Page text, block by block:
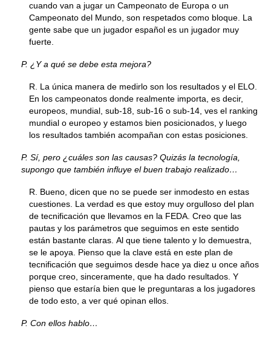
cuando van a jugar un Campeonato de Europa o un
Campeonato del Mundo, son respetados como bloque. La
gente sabe que un jugador español es un jugador muy
fuerte.
P. ¿Y a qué se debe esta mejora?
R. La única manera de medirlo son los resultados y el ELO.
En los campeonatos donde realmente importa, es decir,
europeos, mundial, sub-18, sub-16 o sub-14, ves el ranking
mundial o europeo y estamos bien posicionados, y luego
los resultados también acompañan con estas posiciones.
P. Sí, pero ¿cuáles son las causas? Quizás la tecnología,
supongo que también influye el buen trabajo realizado…
R. Bueno, dicen que no se puede ser inmodesto en estas
cuestiones. La verdad es que estoy muy orgulloso del plan
de tecnificación que llevamos en la FEDA. Creo que las
pautas y los parámetros que seguimos en este sentido
están bastante claras. Al que tiene talento y lo demuestra,
se le apoya. Pienso que la clave está en este plan de
tecnificación que seguimos desde hace ya diez u once años
porque creo, sinceramente, que ha dado resultados. Y
pienso que estaría bien que le preguntaras a los jugadores
de todo esto, a ver qué opinan ellos.
P. Con ellos hablo…